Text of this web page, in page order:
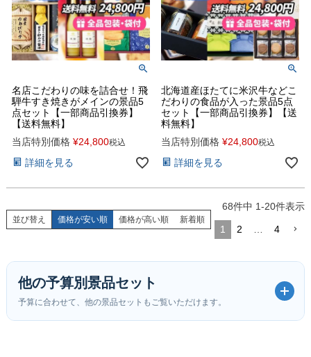
名店こだわりの味を詰合せ！飛
騨牛すき焼きがメインの景品5
点セット【一部商品引換券】
【送料無料】
当店特別価格 ¥24,800税込
詳細を見る
北海道産ほたてに米沢牛などこ
だわりの食品が入った景品5点
セット【一部商品引換券】【送
料無料】
当店特別価格 ¥24,800税込
詳細を見る
並び替え 価格が安い順 価格が高い順 新着順
68件中 1-20件表示
1 2 4
他の予算別景品セット
予算に合わせて、他の景品セットもご覧いただけます。